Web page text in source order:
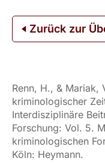
Zurück zur
Renn, H., & Mariak,
kriminologischer
Interdisziplinäre
Forschung: Vol. 5.
kriminologischen
Köln: Heymann.